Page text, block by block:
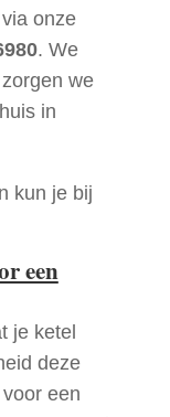
onze
. We
we
in
kun je bij
een
je ketel
deze
een